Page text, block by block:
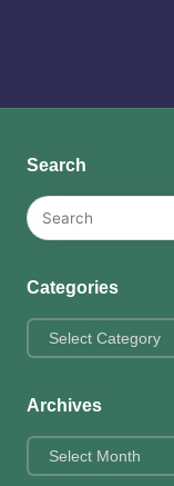
Search
Categories
Categories
Archives
Archives